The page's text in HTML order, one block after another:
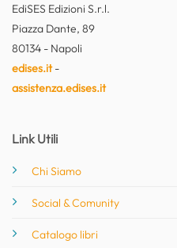
EdiSES Edizioni S.r.l.
Piazza Dante, 89
80134 - Napoli
edises.it-
assistenza.edises.it
Link Utili
Chi Siamo
Social & Comunity
Catalogo libri